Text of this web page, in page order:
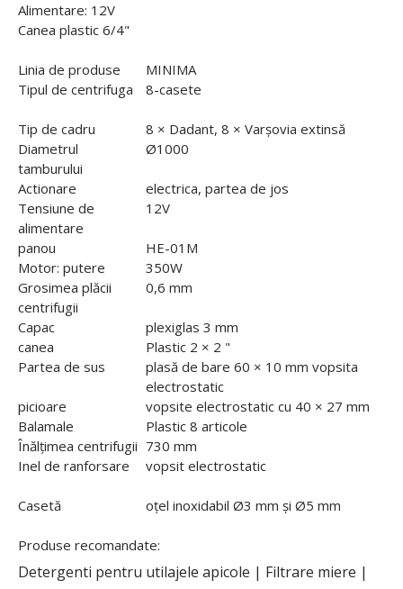
Alimentare: 12V
Canea plastic 6/4"
Linia de produse
MINIMA
Tipul de centrifuga
8-casete
Tip de cadru
8 × Dadant, 8 × Varșovia extinsă
Diametrul
tamburului
Ø1000
Actionare
electrica, partea de jos
Tensiune de
alimentare
12V
panou
HE-01M
Motor: putere
350W
Grosimea plăcii
centrifugii
0,6 mm
Capac
plexiglas 3 mm
canea
Plastic 2 × 2 "
Partea de sus
plasă de bare 60 × 10 mm vopsita
electrostatic
picioare
vopsite electrostatic cu 40 × 27 mm
Balamale
Plastic 8 articole
Înălțimea centrifugii 730 mm
Inel de ranforsare
vopsit electrostatic
Casetă oțel inoxidabil Ø3 mm și Ø5 mm
Produse recomandate:
Detergenti pentru utilajele apicole | Filtrare miere |